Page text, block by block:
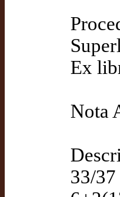
Ex
Nota
33/